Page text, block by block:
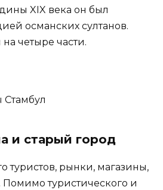
XIX века он был
османских султанов.
четыре части.
и старый город
туристов, рынки, магазины,
Помимо туристического и